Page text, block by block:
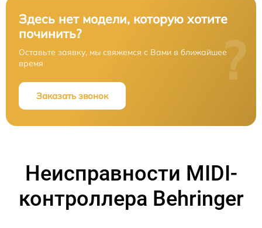
Здесь нет модели, которую хотите
починить?
Оставьте заявку, мы свяжемся с Вами в ближайшее
время
Заказать звонок
?
Неисправности MIDI-
контроллера Behringer